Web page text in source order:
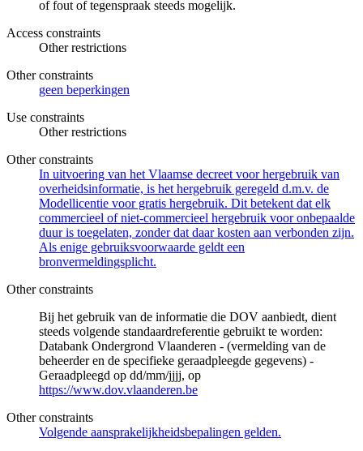
of fout of tegenspraak steeds mogelijk.
Access constraints
Other restrictions
Other constraints
geen beperkingen
Use constraints
Other restrictions
Other constraints
In uitvoering van het Vlaamse decreet voor hergebruik van
overheidsinformatie, is het hergebruik geregeld d.m.v. de
Modellicentie voor gratis hergebruik. Dit betekent dat elk
commercieel of niet-commercieel hergebruik voor onbepaalde
duur is toegelaten, zonder dat daar kosten aan verbonden zijn.
Als enige gebruiksvoorwaarde geldt een
bronvermeldingsplicht.
Other constraints
Bij het gebruik van de informatie die DOV aanbiedt, dient
steeds volgende standaardreferentie gebruikt te worden:
Databank Ondergrond Vlaanderen - (vermelding van de
beheerder en de specifieke geraadpleegde gegevens) -
Geraadpleegd op dd/mm/jjjj, op
https://www.dov.vlaanderen.be
Other constraints
Volgende aansprakelijkheidsbepalingen gelden.